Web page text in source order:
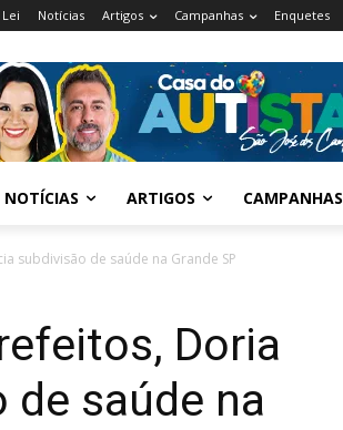
Notícias Artigos Campanhas Enquetes
NOTÍCIAS ARTIGOS CAMPANHAS
subdivisão de saúde na Grande SP
Doria
saúde na